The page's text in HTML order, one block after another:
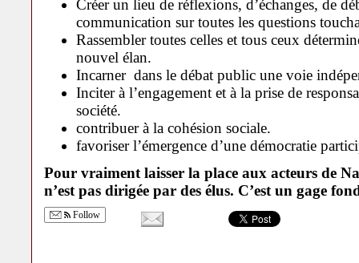
Créer un lieu de réflexions, d’échanges, de
communication sur toutes les questions
Rassembler toutes celles et tous ceux
nouvel élan.
Incarner dans le débat public une voie
Inciter à l’engagement et à la prise de
société.
contribuer à la cohésion sociale.
favoriser l’émergence d’une démocratie
Pour vraiment laisser la place aux acteurs de
n’est pas dirigée par des élus. C’est un gage
Follow